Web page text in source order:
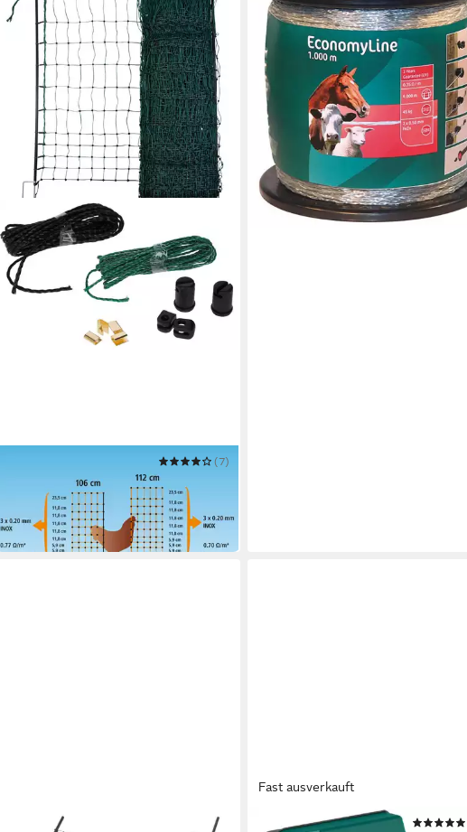
Weidenzaun Geflügelnetz 25 mtr.,
106 cm Doppelspitze
(7)
99,14 €
in 2-3 Werktagen bei dir
Litze, 1.000 m, 44503
41,08 €
in 2-3 Werktagen bei dir
Fast ausverkauft